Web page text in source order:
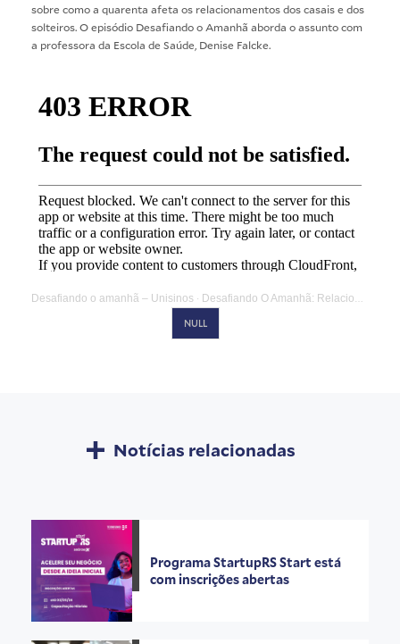
sobre como a quarenta afeta os relacionamentos dos casais e dos
solteiros. O episódio Desafiando o Amanhã aborda o assunto com
a professora da Escola de Saúde, Denise Falcke.
Desafiando o amanhã – Unisinos · Desafiando O Amanhã: Relacionamentos Quarentena
NULL
Notícias relacionadas
Programa StartupRS Start está
com inscrições abertas